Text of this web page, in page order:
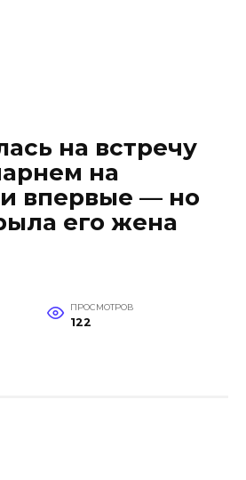
на встречу
на
впервые — но
его жена
ПРОСМОТРОВ
122